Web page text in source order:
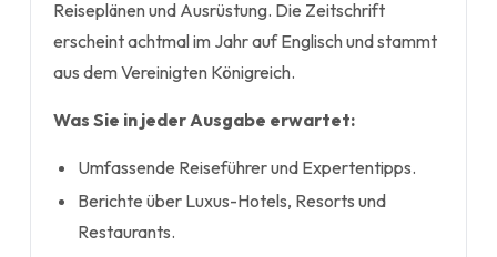
Reiseplänen und Ausrüstung. Die Zeitschrift
erscheint achtmal im Jahr auf Englisch und stammt
aus dem Vereinigten Königreich.
Was Sie in jeder Ausgabe erwartet:
Umfassende Reiseführer und Expertentipps.
Berichte über Luxus-Hotels, Resorts und
Restaurants.